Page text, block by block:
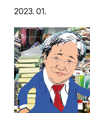
2023. 01.